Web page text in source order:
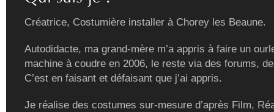
Créatrice, Costumière installer à Chorey les Beaune.
Autodidacte, ma grand-mère m’a appris à faire un
machine à coudre en 2006, le reste via des forums,
C’est en faisant et défaisant que j’ai appris.
Je réalise des costumes sur-mesure d’après Film,